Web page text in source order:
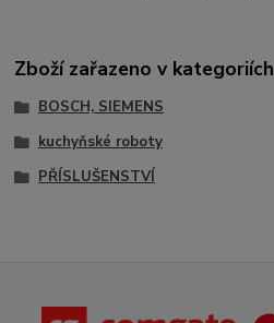
Zboží zařazeno v kategoriích
BOSCH, SIEMENS
kuchyňské roboty
PŘÍSLUŠENSTVÍ